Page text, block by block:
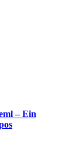
– Ein